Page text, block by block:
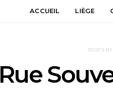
ACCUEIL LIÈGE
POSTS
Rue